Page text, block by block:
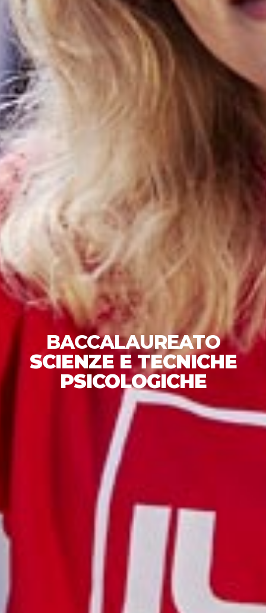
BACCALAUREATO
SCIENZE E TECNICHE
PSICOLOGICHE